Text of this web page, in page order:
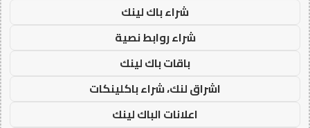
شراء باك لينك
شراء روابط نصية
باقات باك لينك
اشراق لنك، شراء باكلينكات
اعلانات الباك لينك